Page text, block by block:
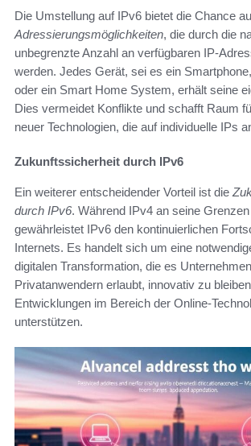
Die Umstellung auf IPv6 bietet die Chance
Adressierungsmöglichkeiten, die durch die
unbegrenzte Anzahl an verfügbaren IP-
werden. Jedes Gerät, sei es ein
oder ein Smart Home System, erhält seine
Dies vermeidet Konflikte und schafft Raum
neuer Technologien, die auf individuelle IPs
Zukunftssicherheit durch IPv6
Ein weiterer entscheidender Vorteil ist die
durch IPv6. Während IPv4 an seine
gewährleistet IPv6 den kontinuierlichen
Internets. Es handelt sich um eine
digitalen Transformation, die es
Privatanwendern erlaubt, innovativ zu
Entwicklungen im Bereich der Online-
unterstützen.